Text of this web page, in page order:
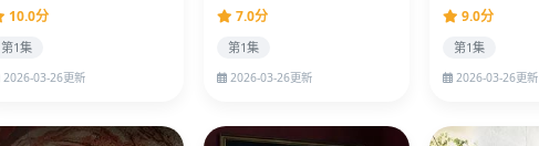
10.0分
第1集
2026-03-26更新
7.0分
第1集
2026-03-26更新
9.0分
第1集
2026-03-26更新